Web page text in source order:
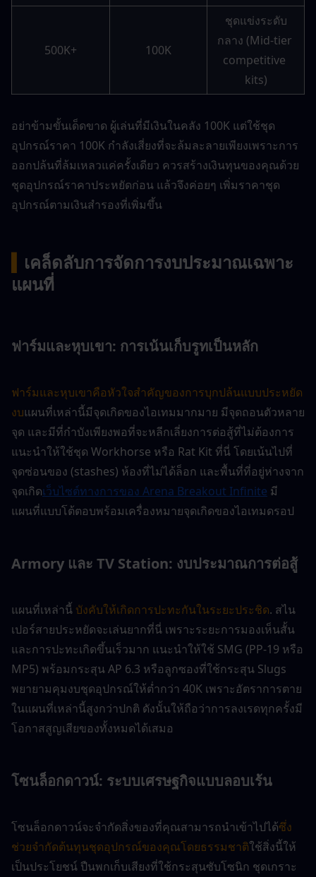
500K+ 100K
ชุดแข่งระดับ
กลาง (Mid-tier
competitive
kits)
อย่าข้ามขั้นเด็ดขาด ผู้เล่นที่มีเงินในคลัง 100K แต่ใช้ชุด
อุปกรณ์ราคา 100K กำลังเสี่ยงที่จะล้มละลายเพียงเพราะการ
ออกปล้นที่ล้มเหลวแค่ครั้งเดียว ควรสร้างเงินทุนของคุณด้วย
ชุดอุปกรณ์ราคาประหยัดก่อน แล้วจึงค่อยๆ เพิ่มราคาชุด
อุปกรณ์ตามเงินสำรองที่เพิ่มขึ้น
เคล็ดลับการจัดการงบประมาณเฉพาะ
แผนที่
ฟาร์มและหุบเขา: การเน้นเก็บรูทเป็นหลัก
ฟาร์มและหุบเขาคือหัวใจสำคัญของการบุกปล้นแบบประหยัด
งบแผนที่เหล่านี้มีจุดเกิดของไอเทมมากมาย มีจุดถอนตัวหลาย
จุด และมีที่กำบังเพียงพอที่จะหลีกเลี่ยงการต่อสู้ที่ไม่ต้องการ
แนะนำให้ใช้ชุด Workhorse หรือ Rat Kit ที่นี่ โดยเน้นไปที่
จุดซ่อนของ (stashes) ห้องที่ไม่ได้ล็อก และพื้นที่ที่อยู่ห่างจาก
จุดเกิดเว็บไซต์ทางการของ Arena Breakout Infinite มี
แผนที่แบบโต้ตอบพร้อมเครื่องหมายจุดเกิดของไอเทมดรอป
Armory และ TV Station: งบประมาณการต่อสู้
แผนที่เหล่านี้ บังคับให้เกิดการปะทะกันในระยะประชิด. สไน
เปอร์สายประหยัดจะเล่นยากที่นี่ เพราะระยะการมองเห็นสั้น
และการปะทะเกิดขึ้นเร็วมาก แนะนำให้ใช้ SMG (PP-19 หรือ
MP5) พร้อมกระสุน AP 6.3 หรือลูกซองที่ใช้กระสุน Slugs
พยายามคุมงบชุดอุปกรณ์ให้ต่ำกว่า 40K เพราะอัตราการตาย
ในแผนที่เหล่านี้สูงกว่าปกติ ดังนั้นให้ถือว่าการลงเรดทุกครั้งมี
โอกาสสูญเสียของทั้งหมดได้เสมอ
โซนล็อกดาวน์: ระบบเศรษฐกิจแบบลอบเร้น
โซนล็อกดาวน์จะจำกัดสิ่งของที่คุณสามารถนำเข้าไปได้ซึ่ง
ช่วยจำกัดต้นทุนชุดอุปกรณ์ของคุณโดยธรรมชาติใช้สิ่งนี้ให้
เป็นประโยชน์ ปืนพกเก็บเสียงที่ใช้กระสุนซับโซนิก ชุดเกราะ